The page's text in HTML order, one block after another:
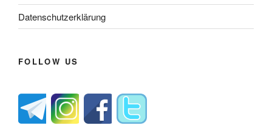
Datenschutzerklärung
FOLLOW US